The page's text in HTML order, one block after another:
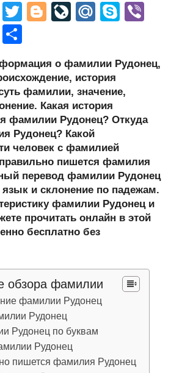
F
a
c
T
er
Bl
g
er
Li
J
o
ur
n
al
M
u
S
e
E
р
а
в
и
ть
о фамилии Рудонец,
история
фамилии, значение,
Какая история
фамилии Рудонец? Откуда
Рудонец? Какой
человек с фамилией
пишется фамилия
перевод фамилии Рудонец
язык и склонение по падежам.
фамилии Рудонец и
прочитать онлайн в этой
бесплатно без
обзора фамилии
фамилии Рудонец
Рудонец
Рудонец по буквам
Рудонец
пишется фамилия Рудонец